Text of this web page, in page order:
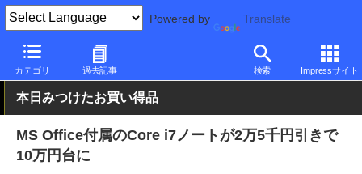
Powered by Translate
カテゴリ 過去記事 検索 Impressサイト
PC Watch パソコン/タブレット/スマートフォン ノートパソコン
本日みつけたお買い得品
MS Office付属のCore i7ノートが2万5千円引きで
10万円台に